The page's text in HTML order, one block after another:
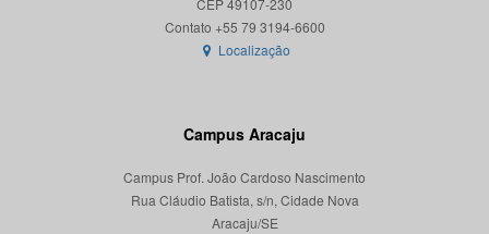
CEP 49107-230
Localização
Campus Aracaju
Campus Prof. João Cardoso Nascimento
Rua Cláudio Batista, s/n, Cidade Nova
Aracaju/SE